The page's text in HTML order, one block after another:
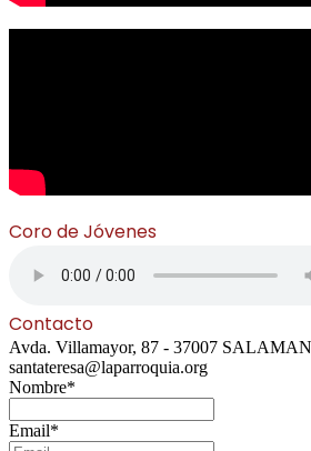
Coro de Jóvenes
Contacto
Avda. Villamayor, 87 - 37007
santateresa@laparroquia.org
Nombre*
Email*